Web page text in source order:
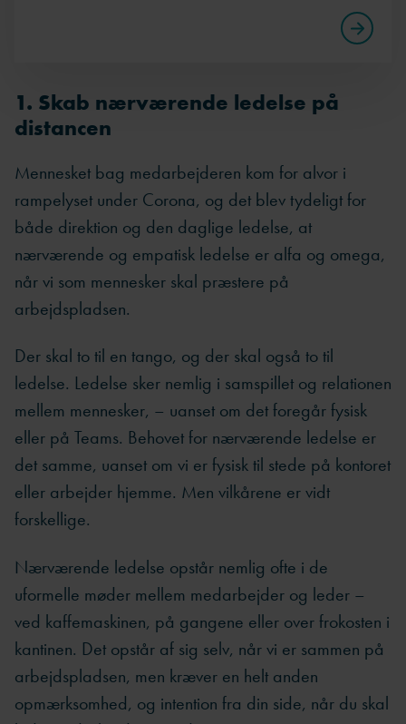
1. Skab nærværende ledelse på
distancen
Mennesket bag medarbejderen kom for alvor i
rampelyset under Corona, og det blev tydeligt for
både direktion og den daglige ledelse, at
nærværende og empatisk ledelse er alfa og omega,
når vi som mennesker skal præstere på
arbejdspladsen.
Der skal to til en tango, og der skal også to til
ledelse. Ledelse sker nemlig i samspillet og relationen
mellem mennesker, – uanset om det foregår fysisk
eller på Teams. Behovet for nærværende ledelse er
det samme, uanset om vi er fysisk til stede på kontoret
eller arbejder hjemme. Men vilkårene er vidt
forskellige.
Nærværende ledelse opstår nemlig ofte i de
uformelle møder mellem medarbejder og leder –
ved kaffemaskinen, på gangene eller over frokosten i
kantinen. Det opstår af sig selv, når vi er sammen på
arbejdspladsen, men kræver en helt anden
opmærksomhed, og intention fra din side, når du skal